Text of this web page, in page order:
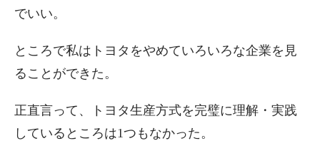
でいい。
ところで私はトヨタをやめていろいろな企業を見
ることができた。
正直言って、トヨタ生産方式を完璧に理解・実践
しているところは1つもなかった。